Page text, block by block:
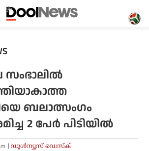
സംഭാലിൽ
ബലാത്സംഗം
2 പേർ പിടിയിൽ
ഡൂള്‍ന്യൂസ് ഡെസ്‌ക്